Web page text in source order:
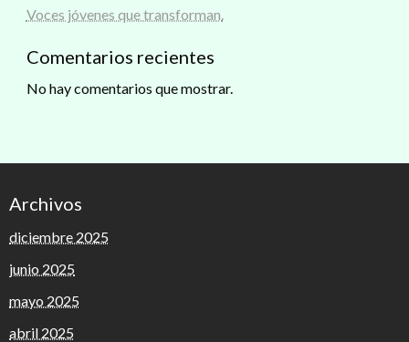
Voces jóvenes que transforman.
Comentarios recientes
No hay comentarios que mostrar.
Archivos
diciembre 2025
junio 2025
mayo 2025
abril 2025